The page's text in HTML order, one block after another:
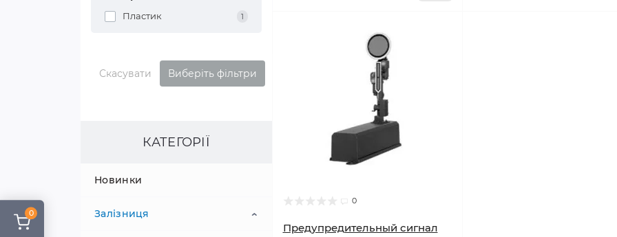
0
Пластик 1
Скасувати Виберіть фільтри
КАТЕГОРІЇ
Новинки
Залізниця
0
Предупредительный сигнал